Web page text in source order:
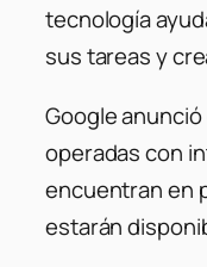
tecnología
sus tareas y
Google
operadas con
encuentran en
estarán